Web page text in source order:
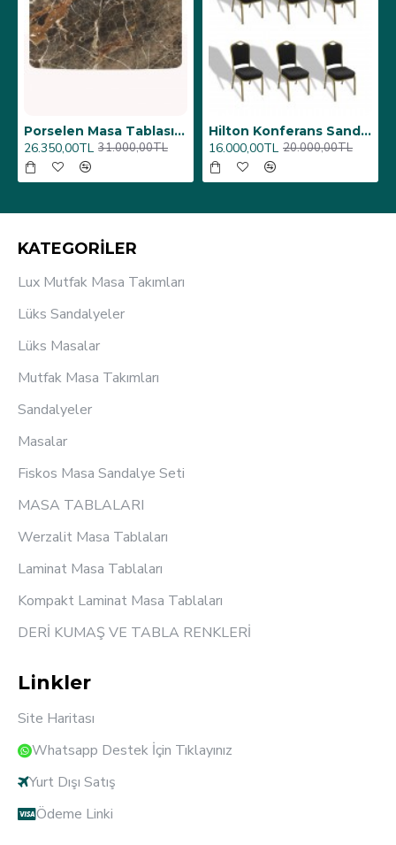
Üst Üste Konan Hilton Konferans Sandalye - (4 Adet)
12.000,00TL 15.000,00TL
Plaza Kare ESB Mutfak Masası (Werzalit, Allzalit veya Wermodin Tablalı 80X80) - Afyon Mermer
6.864,00TL 8.075,00TL
KATEGORİLER
Lux Mutfak Masa Takımları
Lüks Sandalyeler
Lüks Masalar
Mutfak Masa Takımları
Sandalyeler
Masalar
Fiskos Masa Sandalye Seti
MASA TABLALARI
Werzalit Masa Tablaları
Laminat Masa Tablaları
Kompakt Laminat Masa Tablaları
DERİ KUMAŞ VE TABLA RENKLERİ
Linkler
Site Haritası
Whatsapp Destek İçin Tıklayınız
Yurt Dışı Satış
Ödeme Linki